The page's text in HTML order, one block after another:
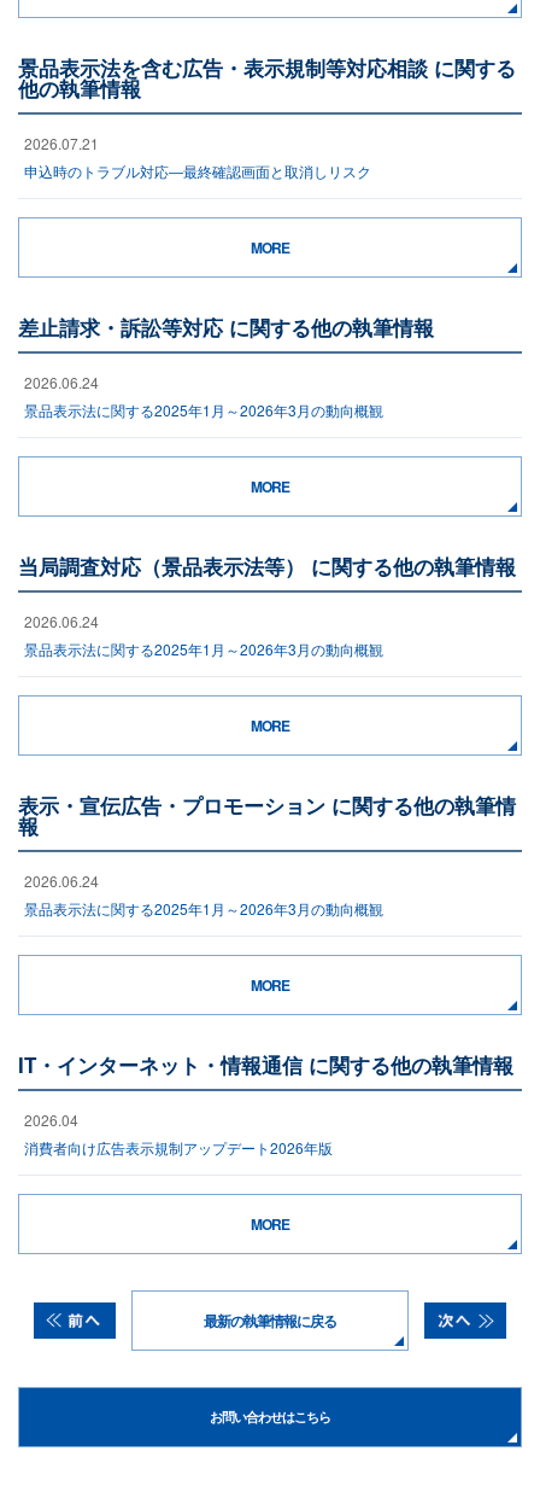
景品表示法を含む広告・表示規制等対応相談 に関する
他の執筆情報
2026.07.21
申込時のトラブル対応―最終確認画面と取消しリスク
MORE
差止請求・訴訟等対応 に関する他の執筆情報
2026.06.24
景品表示法に関する2025年1月～2026年3月の動向概観
MORE
当局調査対応（景品表示法等） に関する他の執筆情報
2026.06.24
景品表示法に関する2025年1月～2026年3月の動向概観
MORE
表示・宣伝広告・プロモーション に関する他の執筆情
報
2026.06.24
景品表示法に関する2025年1月～2026年3月の動向概観
MORE
IT・インターネット・情報通信 に関する他の執筆情報
2026.04
消費者向け広告表示規制アップデート2026年版
MORE
最新の執筆情報に戻る
お問い合わせはこちら